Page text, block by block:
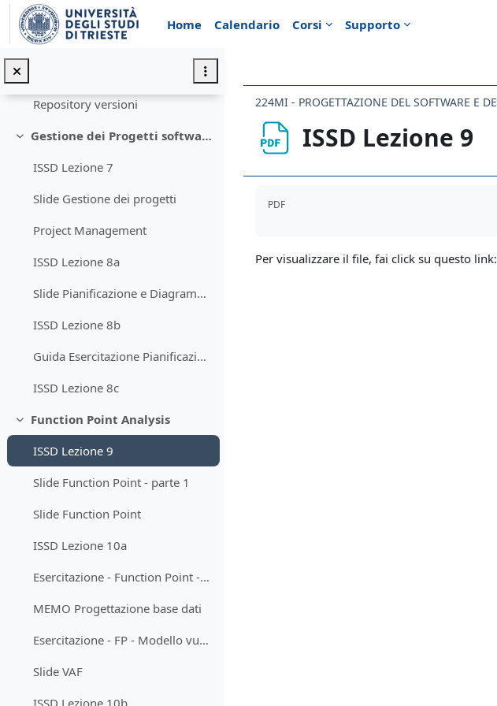
Vai al contenuto principale
Home
Calendario Corsi Supporto
Minimizza
ISSD Lezione 6
Repository versioni
Minimizza
Gestione dei Progetti software e di sistema informativo
ISSD Lezione 7
Slide Gestione dei progetti
Project Management
ISSD Lezione 8a
Slide Pianificazione e Diagrammi GANTT
ISSD Lezione 8b
Guida Esercitazione Pianificazione di un progetto
ISSD Lezione 8c
Minimizza
Function Point Analysis
ISSD Lezione 9
Slide Function Point - parte 1
Slide Function Point
ISSD Lezione 10a
Esercitazione - Function Point - Tabelle
MEMO Progettazione base dati
Esercitazione - FP - Modello vuoto per soluzione
Slide VAF
ISSD Lezione 9
PDF
Per visualizzare il file, fai click su questo link: